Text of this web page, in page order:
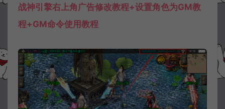
战神引擎右上角广告修改教程+设置角色为GM教
程+GM命令使用教程